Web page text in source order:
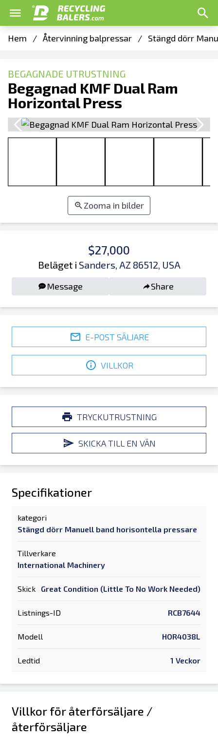
Hem / Återvinning balpressar / Stängd dörr
BEGAGNADE UTRUSTNING
Begagnad KMF Dual Ram
Horizontal Press
Zooma in bilder
$27,000
Beläget i Sanders, AZ 86512, USA
Message Share
E-POST SÄLJARE
VILLKOR
TRYCKUTRUSTNING
SKICKA TILL EN VÄN
Specifikationer
kategori
Stängd dörr Manuell band horisontella pressare
Tillverkare
International Machinery
Skick Great Condition (Little To No Work Needed)
Listnings-ID RCB7644
Modell HOR4038L
Ledtid 1 Veckor
Villkor för återförsäljare /
återförsäljare